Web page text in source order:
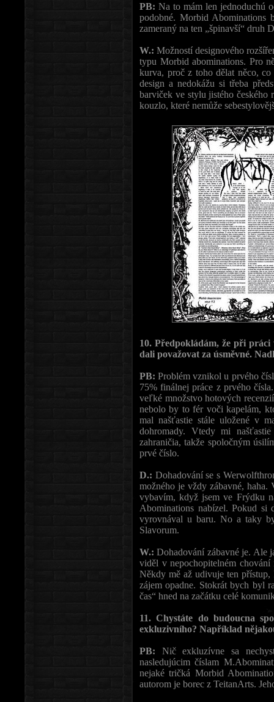
PB: Na to mám len jednoduchú
podobné. Morbid Abominations
zameraný na ten „špinavší“ druh
W.:Možností designového
typu Morbid abominations. Pro
kurva, proč z toho dělat něco, co
design a nedokážu si třeba
barviček ve stylu jistého českého
kouzlo, které nemůže
10. Předpokládám, že při
dali považovat za úsměvné.
PB: Problém vznikol u prvého
75% finálnej práce z prvého
veľké množstvo hotových
nebolo by to fér voči kapelám,
mal našťastie stále uložené v
dohromady. Vtedy mi
zahraničia, takže spoločným
prvé číslo.
D.: Dohadování se s
možného je vždy zábavné, haha.
vybavím, když jsem ve Frýdku
Abominations nabízel. Pokud si
vyrovnával u baru. No a taky
Slavorum.
W.:Dohadování zábavné je. Ale
viděl v nepochopitelném
Někdy mě až udivuje ten
zájem opadne. Stokrát bych byl
čas“ hned na začátku celé
11. Chystáte do budoucna
exkluzivního? Například
PB: Nič exkluzívne sa
nasledujúcim číslam
nejaké tričká Morbid
autorom je borec z TeitanArts.